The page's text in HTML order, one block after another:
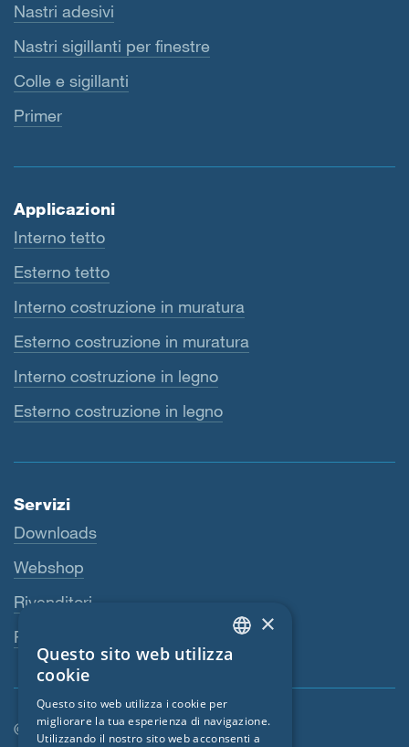
Nastri adesivi
Nastri sigillanti per finestre
Colle e sigillanti
Primer
Applicazioni
Interno tetto
Esterno tetto
Interno costruzione in muratura
Esterno costruzione in muratura
Interno costruzione in legno
Esterno costruzione in legno
Servizi
Downloads
Webshop
Rivenditori
Persona di riferimento
© SIGA 2026
ENGLISH
FRENCH
×
Questo sito web utilizza
cookie
Questo sito web utilizza i cookie per
migliorare la tua esperienza di navigazione.
Utilizzando il nostro sito web acconsenti a